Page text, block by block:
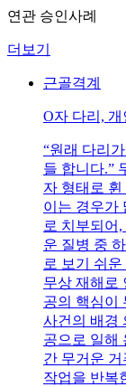
연관 승인사례
더보기
근골격계
O자 다리,
“원래 다리
들 합니다.”
자 형태로 휜
이는 경우가
로 치부되어
운 질병 중
로 보기 쉬운
무상 재해로
공의 핵심이
사건의 배경
공으로 일해
간 무거운
작업을 반복